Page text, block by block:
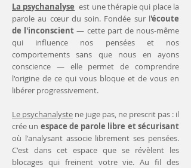
La psychanalyse est une thérapie qui place la
parole au cœur du soin. Fondée sur l'écoute
de l'inconscient— cette part de nous-même
qui influence nos pensées et nos
comportements sans que nous en ayons
conscience — elle permet de comprendre
l'origine de ce qui vous bloque et de vous en
libérer progressivement.
Le psychanalyste ne juge pas, ne prescrit pas : il
crée un espace de parole libre et sécurisant
où l'analysant associe librement ses pensées.
C'est dans cet espace que se révèlent les
blocages qui freinent votre vie. Au fil des